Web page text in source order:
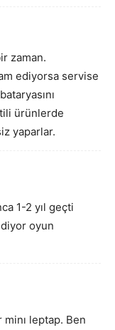
zaman.
ediyorsa servise
ürünlerde
yaparlar.
1-2 yıl geçti
oyun
leptap. Ben